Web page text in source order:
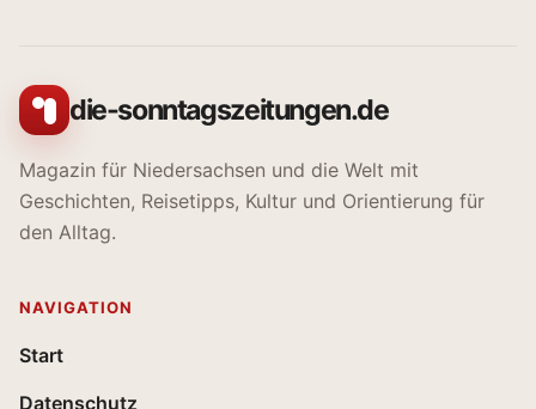
die-sonntagszeitungen.de
Magazin für Niedersachsen und die Welt mit
Geschichten, Reisetipps, Kultur und Orientierung für
den Alltag.
NAVIGATION
Start
Datenschutz